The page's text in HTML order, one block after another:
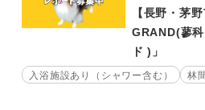
【長野・茅
GRAND(蓼
ド )」
入浴施設あり（シャワー含む） 林